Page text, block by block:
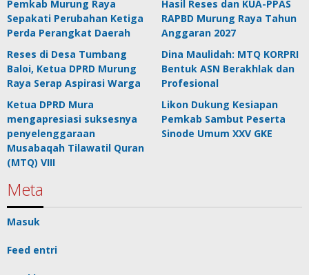
Pemkab Murung Raya
Sepakati Perubahan Ketiga
Perda Perangkat Daerah
Hasil Reses dan KUA-PPAS
RAPBD Murung Raya Tahun
Anggaran 2027
Reses di Desa Tumbang
Baloi, Ketua DPRD Murung
Raya Serap Aspirasi Warga
Dina Maulidah: MTQ KORPRI
Bentuk ASN Berakhlak dan
Profesional
Ketua DPRD Mura
mengapresiasi suksesnya
penyelenggaraan
Musabaqah Tilawatil Quran
(MTQ) VIII
Likon Dukung Kesiapan
Pemkab Sambut Peserta
Sinode Umum XXV GKE
Meta
Masuk
Feed entri